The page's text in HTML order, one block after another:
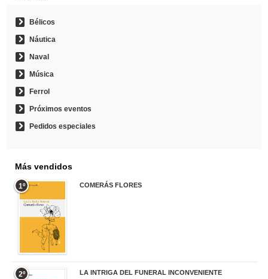
Bélicos
Náutica
Naval
Música
Ferrol
Próximos eventos
Pedidos especiales
Más vendidos
1º COMERÁS FLORES
2º LA INTRIGA DEL FUNERAL INCONVENIENTE